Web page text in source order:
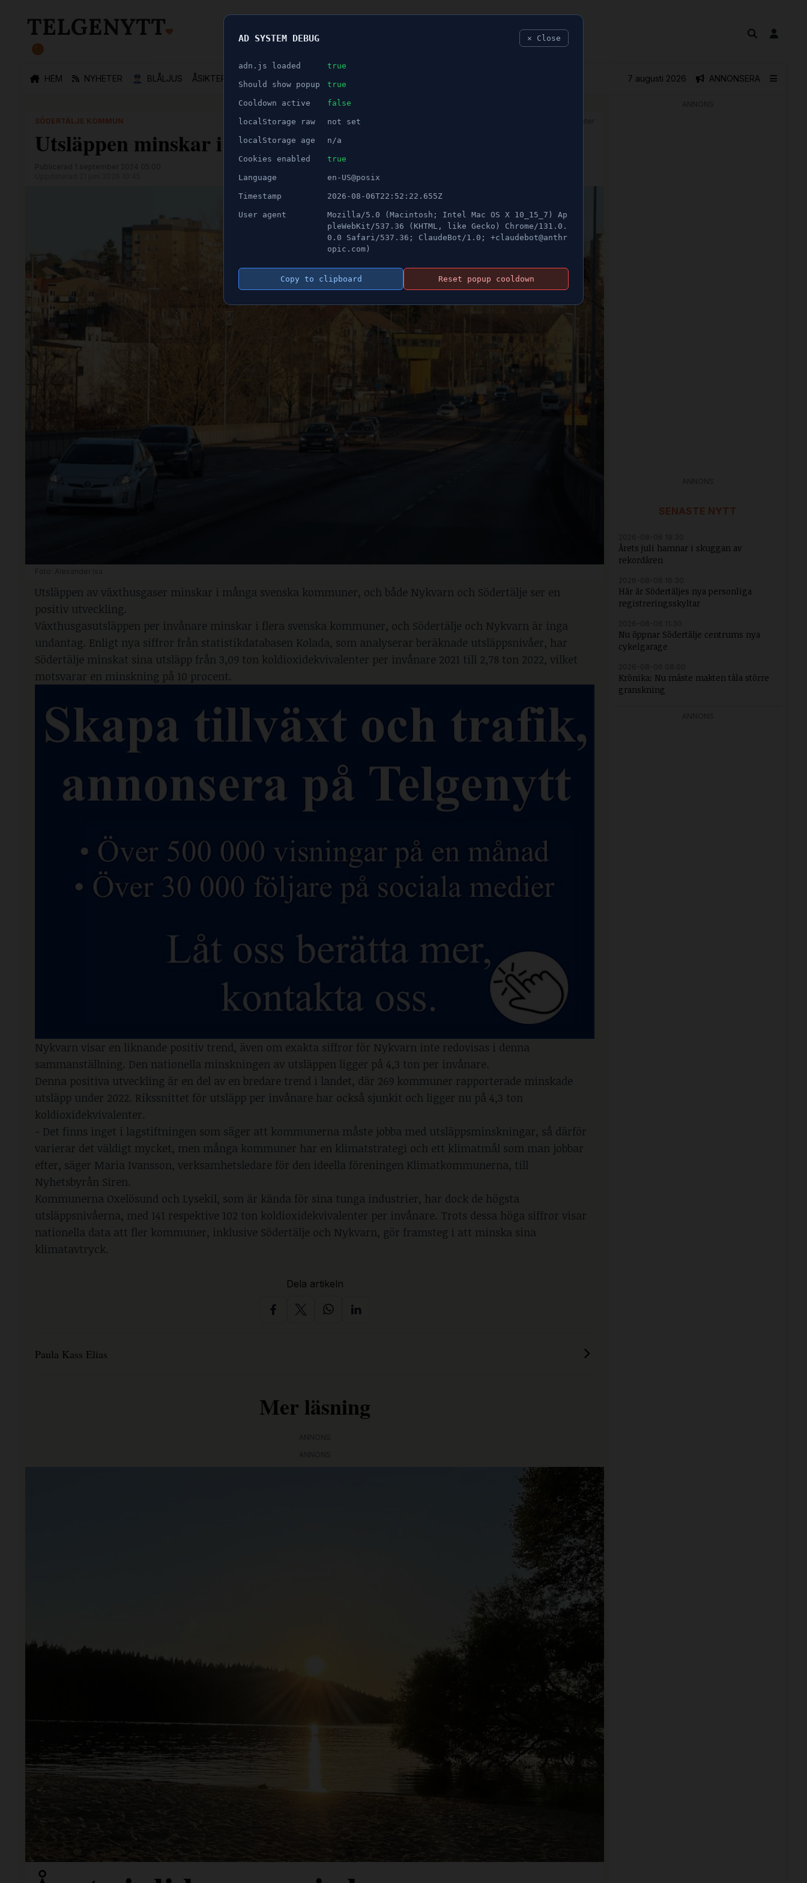
HEM NYHETER 👮🏻‍♂️ BLÅLJUS ÅSIKTER SPORT NÖJE ANNONSERA
7 augusti 2026
ANNONS
SÖDERTÄLJE KOMMUN
Utsläppen minskar i Södertälje och Nykvarn
Utsläppen av växthusgaser minskar i många svenska kommuner, och både Nykvarn och Södertälje ser en
positiv utveckling.
Växthusgasutsläppen per invånare minskar i flera svenska kommuner, och Södertälje och Nykvarn är inga
undantag. Enligt nya siffror från statistikdatabasen Kolada, som analyserar beräknade utsläppsnivåer, har
Södertälje minskat sina utsläpp från 3,09 ton koldioxidekvivalenter per invånare 2021 till 2,78 ton 2022, vilket
motsvarar en minskning på 10 procent.
Nykvarn visar en liknande positiv trend, även om exakta siffror för Nykvarn inte redovisas i denna
sammanställning. Den nationella minskningen av utsläppen ligger på 4,3 ton per invånare.
Denna positiva utveckling är en del av en bredare trend i landet, där 269 kommuner rapporterade minskade
utsläpp under 2022. Rikssnittet för utsläpp per invånare har också sjunkit och ligger nu på 4,3 ton
koldioxidekvivalenter.
- Det finns inget i lagstiftningen som säger att kommunerna måste jobba med utsläppsminskningar, så därför
varierar det väldigt mycket, men många kommuner har en klimatstrategi och ett klimatmål som man jobbar
efter, säger Maria Ivansson, verksamhetsledare för den ideella föreningen Klimatkommunerna, till
Nyhetsbyrån Siren.
Kommunerna Oxelösund och Lysekil, som är kända för sina tunga industrier, har dock de högsta
utsläppsnivåerna, med 141 respektive 102 ton koldioxidekvivalenter per invånare. Trots dessa höga siffror visar
nationella data att fler kommuner, inklusive Södertälje och Nykvarn, gör framsteg i att minska sina
klimatavtryck.
Dela artikeln
Paula Kass Elias
Mer läsning
SENASTE NYTT
Årets juli hamnar i skuggan av
rekordåren
Här är Södertäljes nya personliga
registreringsskyltar
Nu öppnar Södertälje centrums nya
cykelgarage
Krönika: Nu måste makten tåla större
granskning
AD SYSTEM DEBUG ✕ Close
adn.js loaded true
Should show popup true
Cooldown active false
localStorage raw not set
localStorage age n/a
Cookies enabled true
Language en-US@posix
Timestamp 2026-08-06T22:52:22.655Z
User agent
Mozilla/5.0 (Macintosh; Intel Mac OS X 10_15_7) Ap
pleWebKit/537.36 (KHTML, like Gecko) Chrome/131.0.
0.0 Safari/537.36; ClaudeBot/1.0; +claudebot@anthr
opic.com)
Copy to clipboard Reset popup cooldown